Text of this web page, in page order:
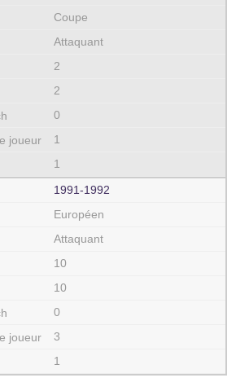
Coupe
Attaquant
2
2
0
1
1
1991‑1992
Européen
Attaquant
10
10
0
3
1